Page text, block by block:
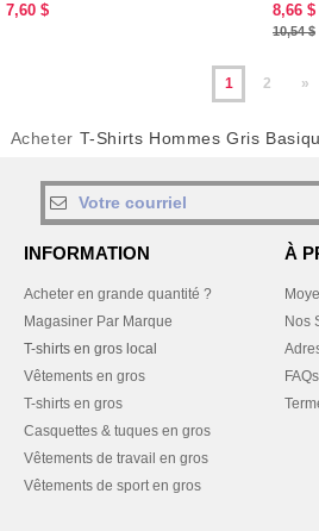
7,60 $
8,66 $
10,54 $
1 2 »
Acheter T-Shirts Hommes Gris
INFORMATION
Acheter en grande quantité ?
Magasiner Par Marque
T-shirts en gros local
Vêtements en gros
T-shirts en gros
Casquettes & tuques en gros
Vêtements de travail en gros
Vêtements de sport en gros
À
Nos
FAQs